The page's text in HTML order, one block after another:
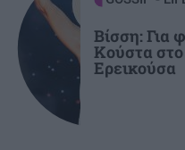
Βίσση: Για
Κούστα στο
Ερεικούσα